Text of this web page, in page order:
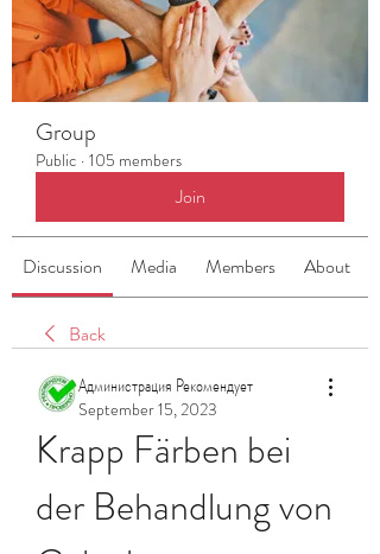
Group
Public · 105 members
Join
Discussion Media Members About
Back
Администрация Рекомендует
September 15, 2023
Krapp Färben bei
der Behandlung von